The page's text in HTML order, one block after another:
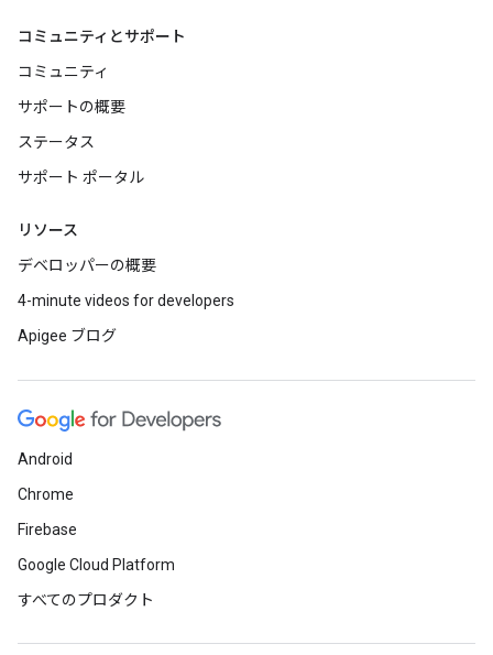
コミュニティとサポート
コミュニティ
サポートの概要
ステータス
サポート ポータル
リソース
デベロッパーの概要
4-minute videos for developers
Apigee ブログ
Android
Chrome
Firebase
Google Cloud Platform
すべてのプロダクト